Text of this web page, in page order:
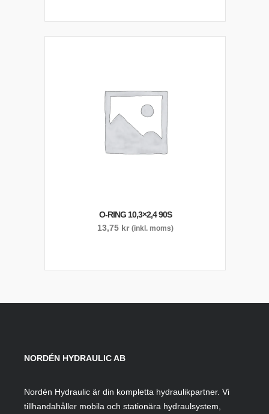
O-RING 10,3×2,4 90S
13,75 kr (inkl. moms)
NORDÉN HYDRAULIC AB
Nordén Hydraulic är din kompletta hydraulikpartner. Vi
tillhandahåller mobila och stationära hydraulsystem,